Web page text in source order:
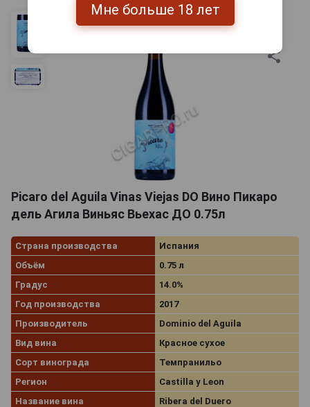
Picaro del Aguila Vinas Viejas DO Вино Пикаро
дель Агила Виньяс Вьехас ДО 0.75л
Страна производства
Испания
Объём
0.75 л
Градус
14.0%
Год производства
2017
Производитель
Dominio del Aguila
Вид вина
Красное сухое
Сорт винограда
Темпранильо
Регион
Castilla y Leon
Название вина
Ribera del Duero
Мне больше 18 лет